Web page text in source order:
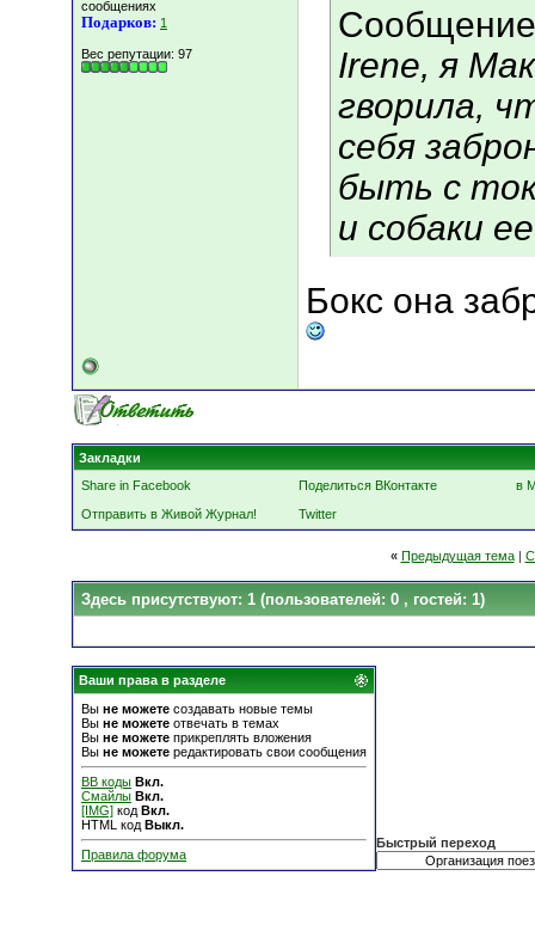
сообщениях
Подарков: 1
Вес репутации: 97
Irene, я
гворила,
себя
быть с
и собаки
Бокс она
Закладки
Share in Facebook
Поделиться ВКонтакте
в
Отправить в Живой Журнал!
Twitter
« Предыдущая тема|
Здесь присутствуют: 1 (пользователей: 0 , гостей: 1)
Ваши права в разделе
Вы не можете создавать новые темы
Вы не можете отвечать в темах
Вы не можете прикреплять вложения
Вы не можете редактировать свои сообщения
BB коды Вкл.
Смайлы Вкл.
[IMG] код Вкл.
HTML код Выкл.
Правила форума
Быстрый переход